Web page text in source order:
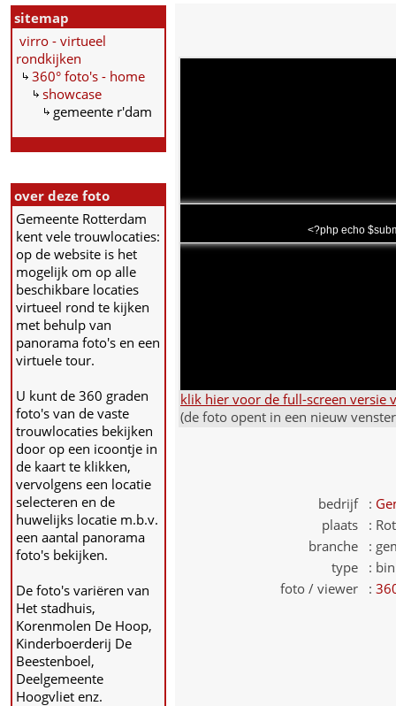
sitemap
virro - virtueel
rondkijken
360° foto's - home
showcase
gemeente r'dam
over deze foto
Gemeente Rotterdam
kent vele trouwlocaties:
op de website is het
mogelijk om op alle
beschikbare locaties
virtueel rond te kijken
met behulp van
panorama foto's en een
virtuele tour.
U kunt de 360 graden
foto's van de vaste
trouwlocaties bekijken
door op een icoontje in
de kaart te klikken,
vervolgens een locatie
selecteren en de
huwelijks locatie m.b.v.
een aantal panorama
foto's bekijken.
De foto's variëren van
Het stadhuis,
Korenmolen De Hoop,
Kinderboerderij De
Beestenboel,
Deelgemeente
Hoogvliet enz.
<?php echo
klik hier voor de full-screen versie
(de foto opent in een nieuw
bedrijf :
plaats :
branche :
type :
foto / viewer :